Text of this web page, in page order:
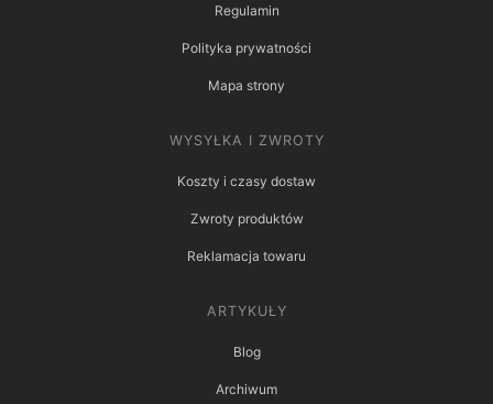
Regulamin
Polityka prywatności
Mapa strony
WYSYŁKA I ZWROTY
Koszty i czasy dostaw
Zwroty produktów
Reklamacja towaru
ARTYKUŁY
Blog
Archiwum